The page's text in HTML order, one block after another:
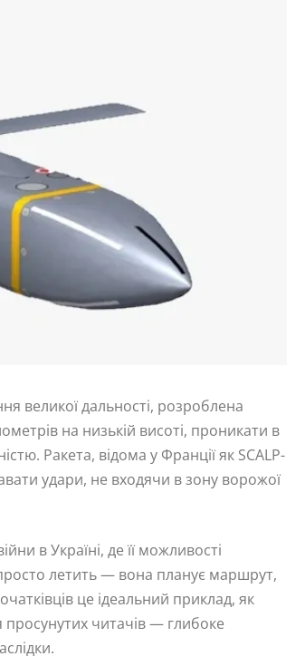
великої дальності, розроблена
на низькій висоті, проникати в
Ракета, відома у Франції як SCALP-
удари, не входячи в зону ворожої
в Україні, де її можливості
летить — вона планує маршрут,
це ідеальний приклад, як
просунутих читачів — глибоке